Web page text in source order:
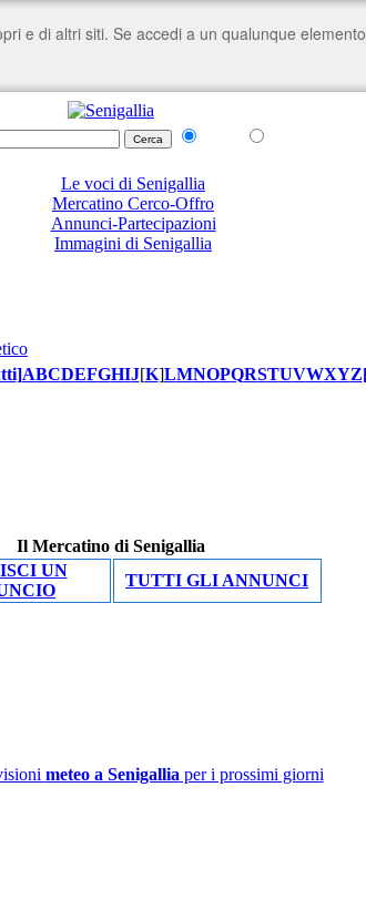
Le voci di Senigallia
Mercatino Cerco-Offro
Annunci-Partecipazioni
Immagini di Senigallia
]ABCDEFGHIJ[K]LMNOPQRSTUVWXYZ
Il Mercatino di Senigallia
UN
TUTTI GLI ANNUNCI
meteo a Senigallia per i prossimi giorni